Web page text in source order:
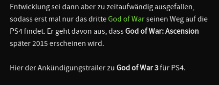
Entwicklung sei dann aber zu zeitaufwändig ausgefallen,
sodass erst mal nur das dritteGod of Warseinen Weg auf die
PS4 findet. Er geht davon aus, dassGod of War: Ascension
später 2015 erscheinen wird.
Hier der Ankündigungstrailer zu God of War 3für PS4.